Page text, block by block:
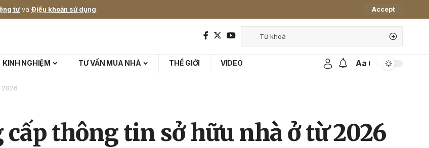
tưvà Điều khoản sử dụng. Accept
KINH NGHIỆM TƯ VẤN MUA NHÀ THẾ GIỚI VIDEO Aa
thông tin sở hữu nhà ở từ 2026